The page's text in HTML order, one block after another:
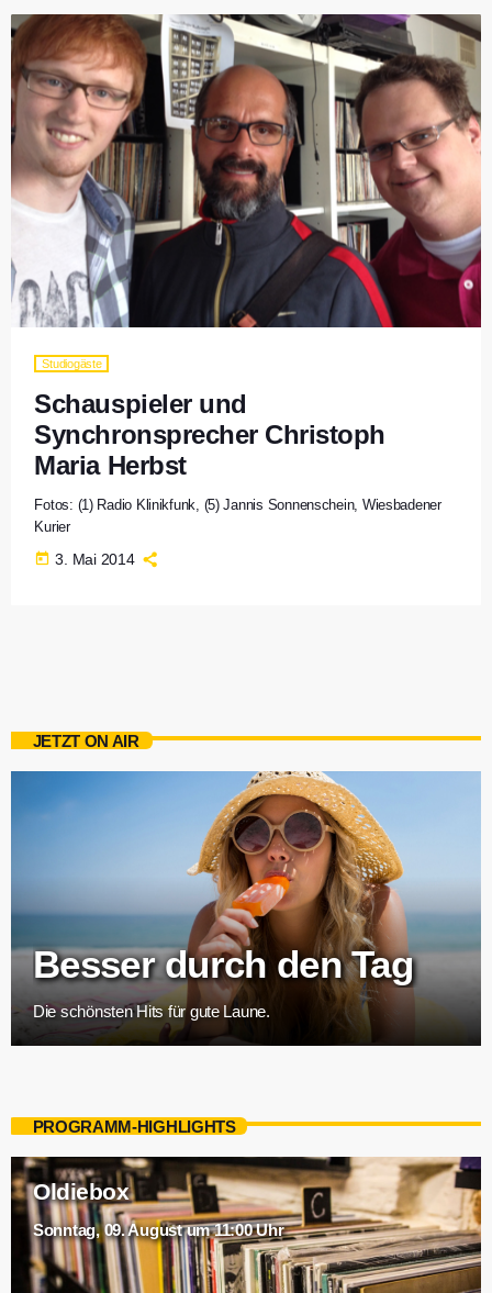
Studiogäste
Schauspieler und
Synchronsprecher Christoph
Maria Herbst
Fotos: (1) Radio Klinikfunk, (5) Jannis Sonnenschein, Wiesbadener
Kurier
today 3. Mai 2014
JETZT ON AIR
Besser durch den Tag
Die schönsten Hits für gute Laune.
PROGRAMM-HIGHLIGHTS
Oldiebox
Sonntag, 09. August um 11:00 Uhr